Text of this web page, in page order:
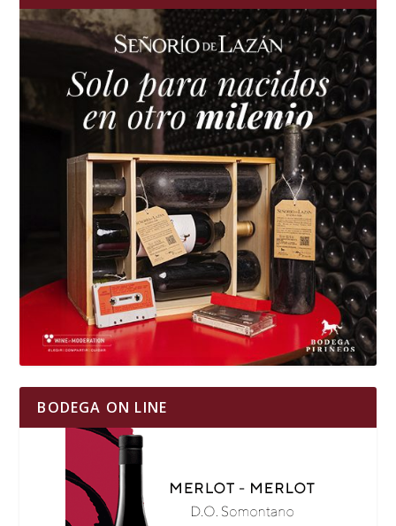
BODEGA ON LINE